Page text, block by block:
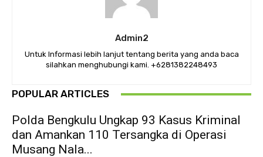
Admin2
Untuk Informasi lebih lanjut tentang berita yang anda baca
silahkan menghubungi kami. +6281382248493
POPULAR ARTICLES
Polda Bengkulu Ungkap 93 Kasus Kriminal
dan Amankan 110 Tersangka di Operasi
Musang Nala...